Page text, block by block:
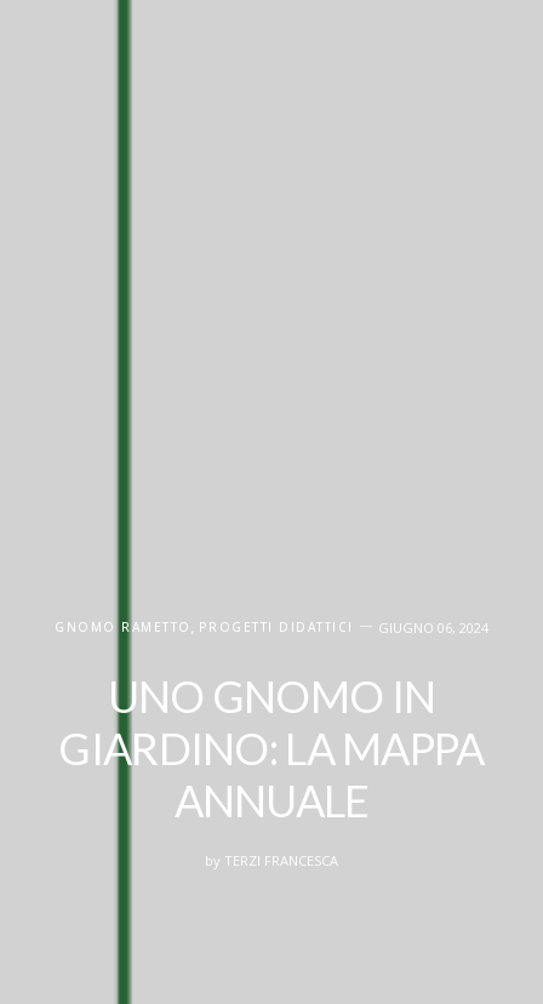
GNOMO RAMETTO PROGETTI DIDATTICI GIUGNO 06, 2024
UNO GNOMO IN
GIARDINO: LA MAPPA
ANNUALE
by TERZI FRANCESCA